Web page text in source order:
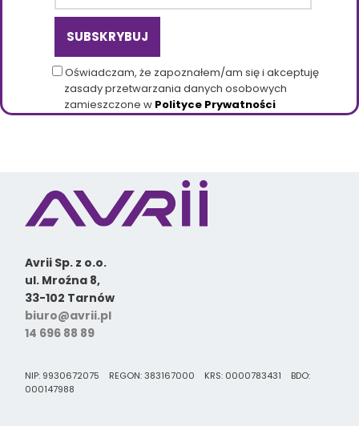
Oświadczam, że zapoznałem/am się i akceptuję
zasady przetwarzania danych osobowych
zamieszczone w Polityce Prywatności
Avrii Sp. z o.o.
ul. Mroźna 8,
33-102 Tarnów
biuro@avrii.pl
14 696 88 89
NIP: 9930672075 REGON: 383167000 KRS: 0000783431 BDO:
000147988